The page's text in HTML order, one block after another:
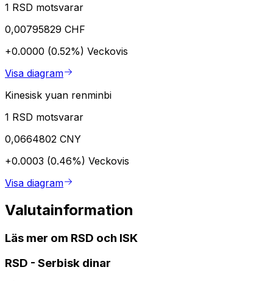
1 RSD motsvarar
0,00795829 CHF
+0.0000 (0.52%) Veckovis
Visa diagram
Kinesisk yuan renminbi
1 RSD motsvarar
0,0664802 CNY
+0.0003 (0.46%) Veckovis
Visa diagram
Valutainformation
Läs mer om RSD och ISK
RSD - Serbisk dinar